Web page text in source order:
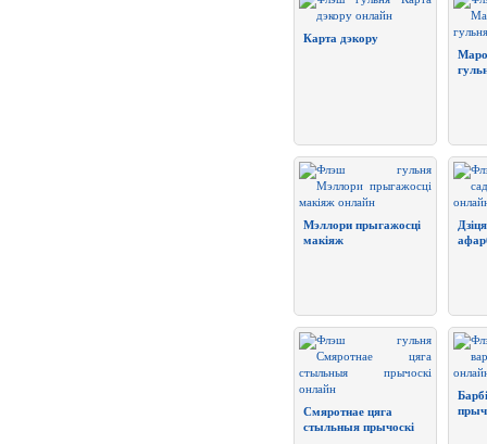
Карта дэкору
Мэллори прыгажосці
макіяж
Смяротнае цяга
стыльныя прычоскі